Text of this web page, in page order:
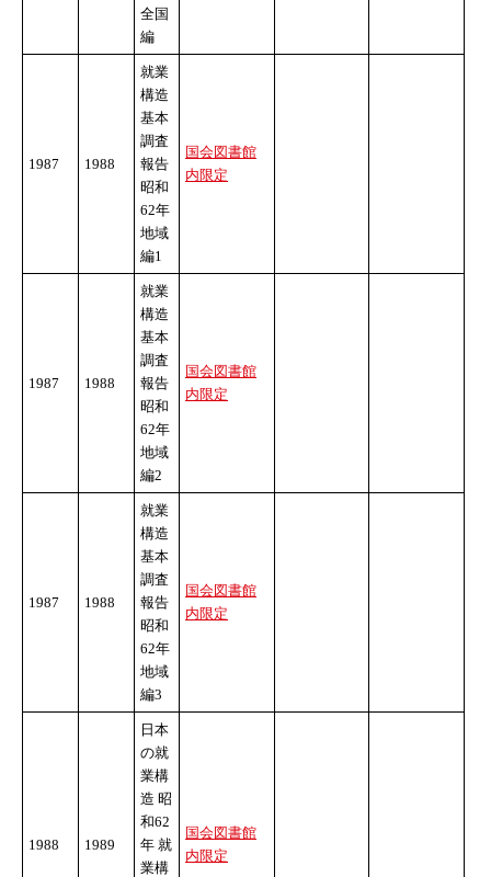
全国
編
1987 1988
就業
構造
基本
調査
報告
昭和
62年
地域
編1
国会図書館
内限定
1987 1988
就業
構造
基本
調査
報告
昭和
62年
地域
編2
国会図書館
内限定
1987 1988
就業
構造
基本
調査
報告
昭和
62年
地域
編3
国会図書館
内限定
1988 1989
日本
の就
業構
造 昭
和62
年 就
業構
国会図書館
内限定